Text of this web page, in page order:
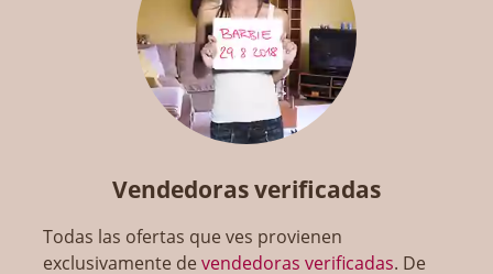
Vendedoras verificadas
Todas las ofertas que ves provienen
exclusivamente devendedoras verificadas. De